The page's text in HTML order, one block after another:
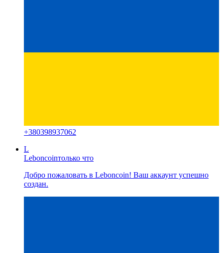
+380398937062
L
Leboncoinтолько что
Добро пожаловать в Leboncoin! Ваш аккаунт успешно
создан.